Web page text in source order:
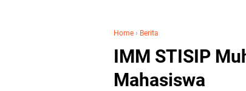
Home › Berita
IMM STISIP
Mahasiswa